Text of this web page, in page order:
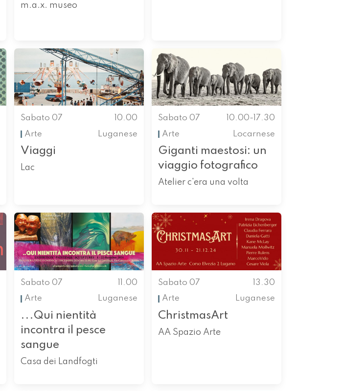
m.a.x. museo
Sabato 07
10.00
Arte
Luganese
Viaggi
Lac
Sabato 07
10.00-17.30
Arte
Locarnese
Giganti maestosi: un
viaggio fotografico
Atelier c'era una volta
Sabato 07
11.00
Arte
Luganese
...Qui nientità
incontra il pesce
sangue
Casa dei Landfogti
Sabato 07
13.30
Arte
Luganese
ChristmasArt
AA Spazio Arte